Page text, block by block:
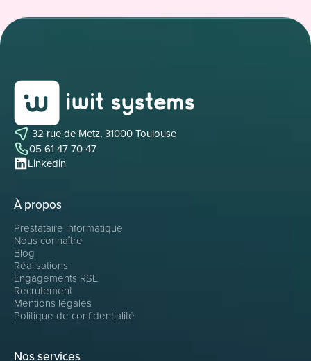
32 rue de Metz, 31000 Toulouse
05 61 47 70 47
Linkedin
À propos
Prestataire informatique
Nous connaître
Blog
Réalisations
Engagements RSE
Recrutement
Mentions légales
Politique de confidentialité
Nos services